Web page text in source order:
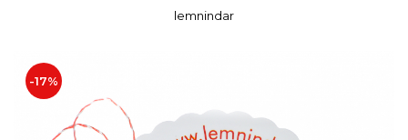
Decoratiuni cu lumina
Decoratiuni pentru cei dragi
Decoratiuni cu peisaje de iarna
Sosete de Craciun
lemnindar
-17%